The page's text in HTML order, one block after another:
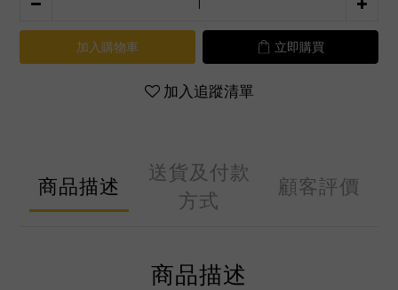
加入購物車 立即購買
加入追蹤清單
商品描述
送貨及付款
方式
顧客評價
商品描述